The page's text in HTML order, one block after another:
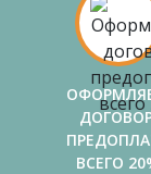
ВСЕГО